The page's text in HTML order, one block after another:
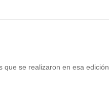
se realizaron en esa edición.